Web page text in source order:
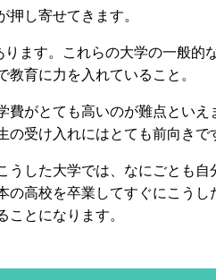
し寄せてきます。
ます。これらの大学の一般的
育に力を入れていること。
費がとても高いのが難点といえ
受け入れにはとても前向きで
うした大学では、なにごとも自
の高校を卒業してすぐにこうし
とになります。